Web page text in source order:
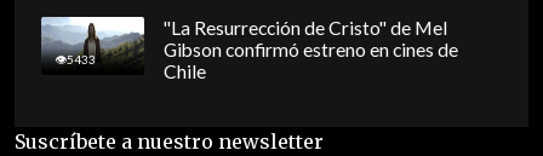
5433
"La Resurrección de Cristo" de Mel
Gibson confirmó estreno en cines de
Chile
Suscríbete a nuestro newsletter